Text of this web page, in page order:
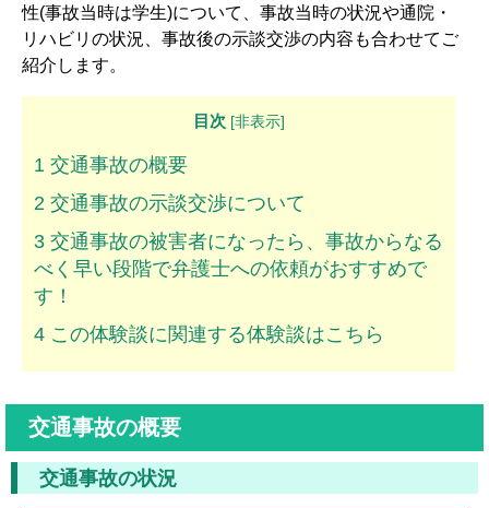
性(事故当時は学生)について、事故当時の状況や通院・
リハビリの状況、事故後の示談交渉の内容も合わせてご
紹介します。
目次 [非表示]
1 交通事故の概要
2 交通事故の示談交渉について
3 交通事故の被害者になったら、事故からなる
べく早い段階で弁護士への依頼がおすすめで
す！
4 この体験談に関連する体験談はこちら
交通事故の概要
交通事故の状況
交通事故体験談 ▼
大型車事故の体験談
バイク事故の体験談
ムチ打ちの体験談
骨折の体験談
後遺障害の体験談